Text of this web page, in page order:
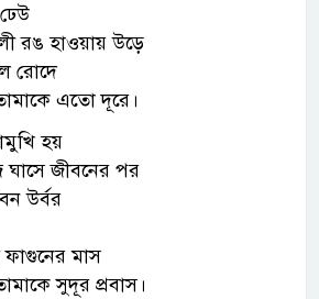
রঙ হাওয়ায় উড়ে
রোদে
এতো দূরে।
হয়
জীবনের পর
উর্বর
মাস
সুদূর প্রবাস।